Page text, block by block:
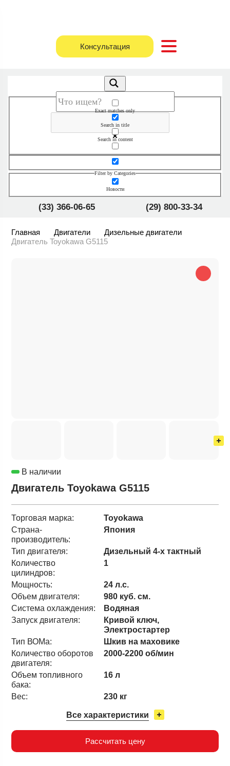
Консультация
Exact matches only
Search in title
Search in content
Filter by Categories
Новости
(33) 366-06-65 (29) 800-33-34
Главная Двигатели
Дизельные двигатели
Двигатель Toyokawa G5115
В наличии
Двигатель Toyokawa G5115
Торговая марка:
Toyokawa
Страна-
производитель:
Япония
Тип двигателя:
Дизельный 4-х тактный
Количество
цилиндров:
1
Мощность:
24 л.с.
Объем двигателя:
980 куб. см.
Система охлаждения:
Водяная
Запуск двигателя:
Кривой ключ,
Электростартер
Тип ВОМа:
Шкив на маховике
Количество оборотов
двигателя:
2000-2200 об/мин
Объем топливного
бака:
16 л
Вес: 230 кг
Все характеристики
Рассчитать цену